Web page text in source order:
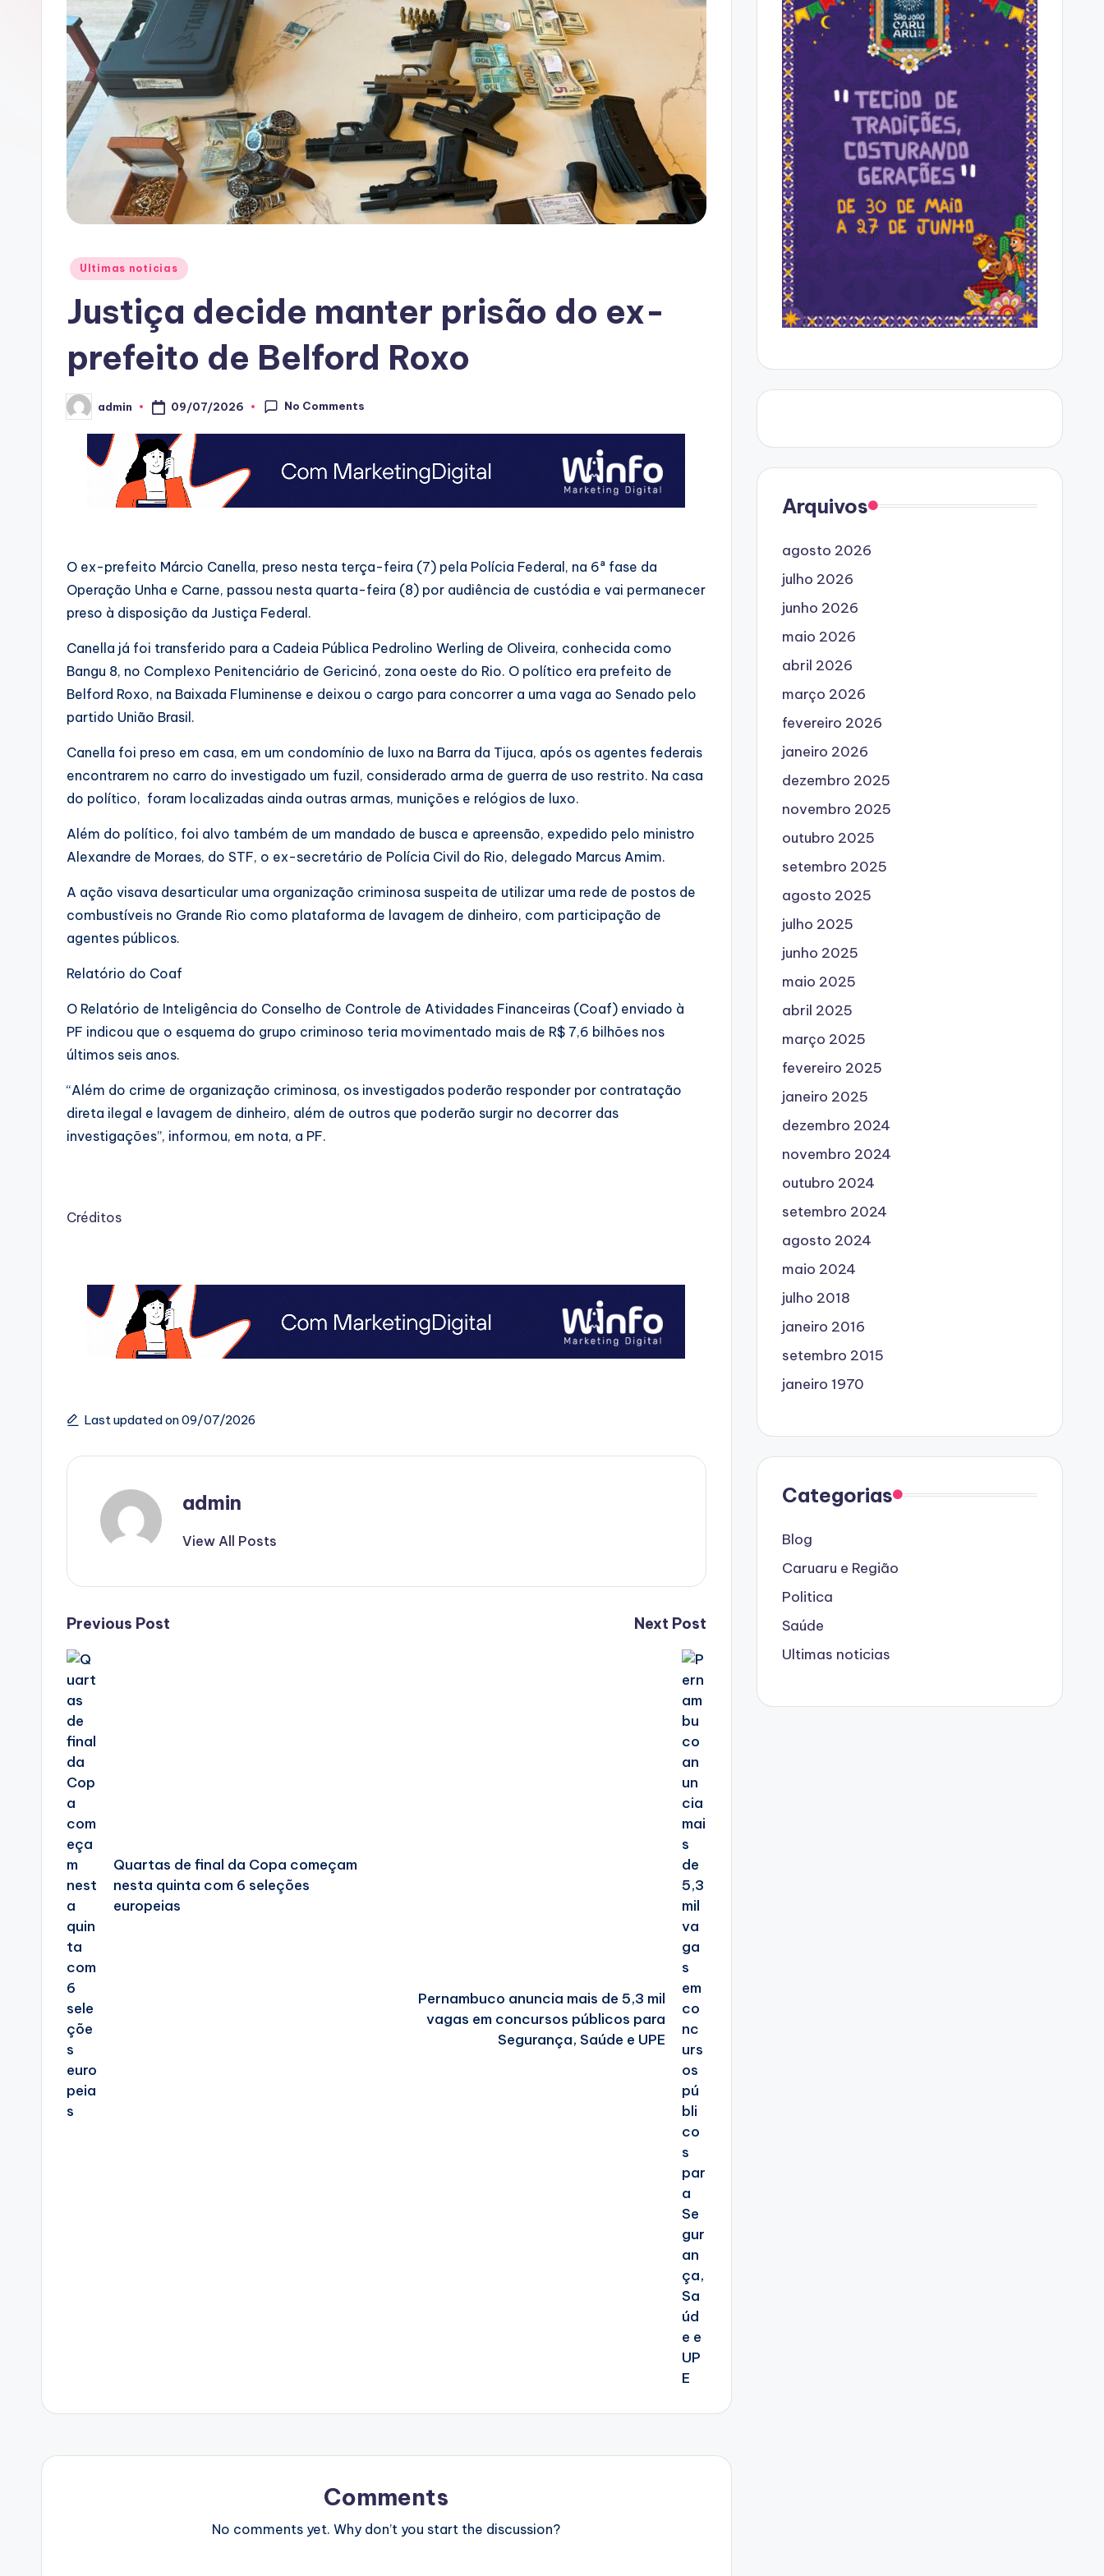
A
Posted
Ultimas noticias
Justiça decide manter prisão do ex-
prefeito de Belford Roxo
Posted
by
admin 09/07/2026 No Comments
O ex-prefeito Márcio Canella, preso nesta terça-feira (7) pela Polícia Federal, na 6ª fase da
Operação Unha e Carne, passou nesta quarta-feira (8) por audiência de custódia e vai permanecer
preso à disposição da Justiça Federal.
Canella já foi transferido para a Cadeia Pública Pedrolino Werling de Oliveira, conhecida como
Bangu 8, no Complexo Penitenciário de Gericinó, zona oeste do Rio. O político era prefeito de
Belford Roxo, na Baixada Fluminense e deixou o cargo para concorrer a uma vaga ao Senado pelo
partido União Brasil.
Canella foi preso em casa, em um condomínio de luxo na Barra da Tijuca, após os agentes federais
encontrarem no carro do investigado um fuzil, considerado arma de guerra de uso restrito. Na casa
do político, foram localizadas ainda outras armas, munições e relógios de luxo.
Além do político, foi alvo também de um mandado de busca e apreensão, expedido pelo ministro
Alexandre de Moraes, do STF, o ex-secretário de Polícia Civil do Rio, delegado Marcus Amim.
A ação visava desarticular uma organização criminosa suspeita de utilizar uma rede de postos de
combustíveis no Grande Rio como plataforma de lavagem de dinheiro, com participação de
agentes públicos.
Relatório do Coaf
O Relatório de Inteligência do Conselho de Controle de Atividades Financeiras (Coaf) enviado à
PF indicou que o esquema do grupo criminoso teria movimentado mais de R$ 7,6 bilhões nos
últimos seis anos.
“Além do crime de organização criminosa, os investigados poderão responder por contratação
direta ilegal e lavagem de dinheiro, além de outros que poderão surgir no decorrer das
investigações”, informou, em nota, a PF.
Créditos
Last updated on 09/07/2026
admin
View All Posts
Post
navigation
Previous Post
Quartas de final da Copa começam
nesta quinta com 6 seleções
europeias
Next Post
Pernambuco anuncia mais de 5,3 mil
vagas em concursos públicos para
Segurança, Saúde e UPE
Comments
No comments yet. Why don’t you start the discussion?
Arquivos
agosto 2026
julho 2026
junho 2026
maio 2026
abril 2026
março 2026
fevereiro 2026
janeiro 2026
dezembro 2025
novembro 2025
outubro 2025
setembro 2025
agosto 2025
julho 2025
junho 2025
maio 2025
abril 2025
março 2025
fevereiro 2025
janeiro 2025
dezembro 2024
novembro 2024
outubro 2024
setembro 2024
agosto 2024
maio 2024
julho 2018
janeiro 2016
setembro 2015
janeiro 1970
Categorias
Blog
Caruaru e Região
Politica
Saúde
Ultimas noticias